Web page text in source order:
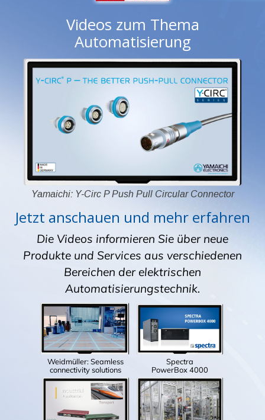
Videos zum Thema
Automatisierung
Yamaichi: Y-Circ P Push Pull Circular Connector
Jetzt anschauen und mehr erfahren
Die Videos informieren Sie über neue
Produkte und Services aus verschiedenen
Bereichen der elektrischen
Automatisierungstechnik.
Weidmüller: Seamless
connectivity solutions
Spectra
PowerBox 4000